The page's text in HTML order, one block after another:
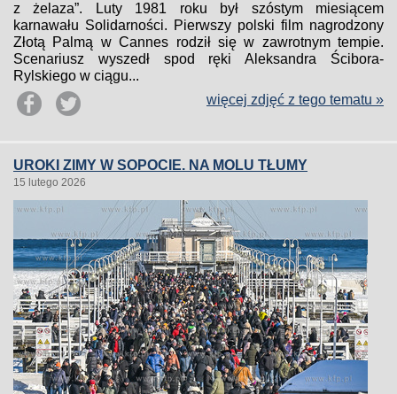
z żelaza”. Luty 1981 roku był szóstym miesiącem
karnawału Solidarności. Pierwszy polski film nagrodzony
Złotą Palmą w Cannes rodził się w zawrotnym tempie.
Scenariusz wyszedł spod ręki Aleksandra Ścibora-
Rylskiego w ciągu...
więcej zdjęć z tego tematu »
UROKI ZIMY W SOPOCIE. NA MOLU TŁUMY
15 lutego 2026